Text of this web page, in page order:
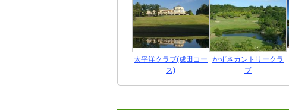
太平洋クラブ(成田コー
ス)
かずさカントリークラ
ブ